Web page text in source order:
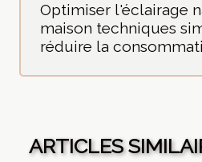
Optimiser l'éclairage
maison techniques
réduire la
ARTICLES